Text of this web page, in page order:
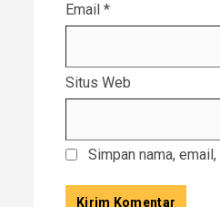
Email *
Situs Web
Simpan nama,